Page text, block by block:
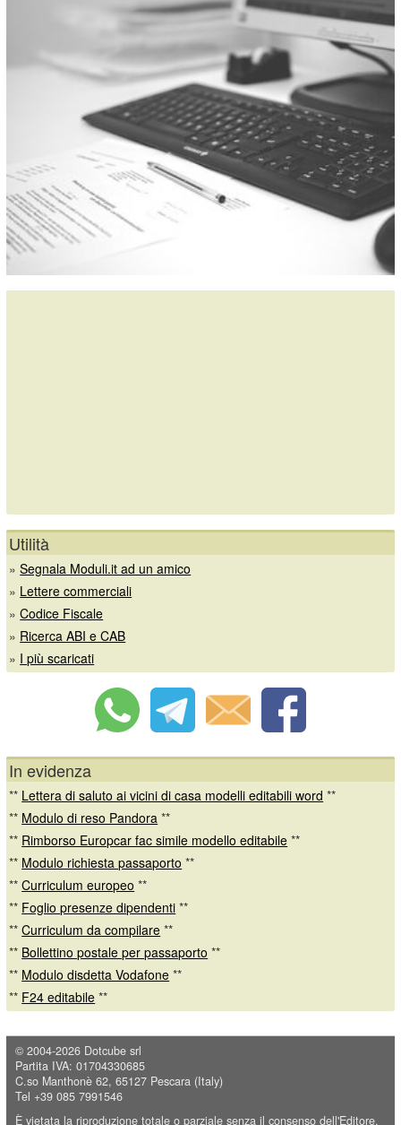
Utilità
»Segnala Moduli.it ad un amico
» Lettere commerciali
»Codice Fiscale
» Ricerca ABI e CAB
» I più scaricati
In evidenza
** Lettera di saluto ai vicini di casa modelli editabili word **
** Modulo di reso Pandora **
** Rimborso Europcar fac simile modello editabile **
** Modulo richiesta passaporto **
**Curriculum europeo **
** Foglio presenze dipendenti **
**Curriculum da compilare **
** Bollettino postale per passaporto **
** Modulo disdetta Vodafone **
** F24 editabile **
© 2004-2026 Dotcube srl
Partita IVA: 01704330685
C.so Manthonè 62, 65127 Pescara (Italy)
Tel +39 085 7991546
È vietata la riproduzione totale o parziale senza il consenso dell'Editore.